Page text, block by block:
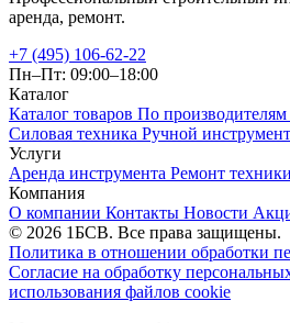
аренда, ремонт.
+7 (495) 106-62-22
Пн–Пт: 09:00–18:00
Каталог
Каталог товаров По производителям
Силовая техника Ручной инструмент
Услуги
Аренда инструмента Ремонт техники
Компания
О компании Контакты Новости
© 2026 1БСВ. Все права защищены.
Политика в отношении обработки
Согласие на обработку
использования файлов cookie